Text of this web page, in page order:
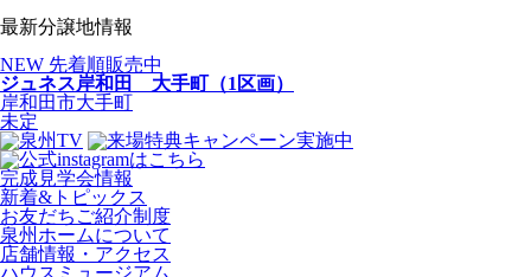
最新分譲地情報
NEW 先着順販売中
ジュネス岸和田 大手町（1区画）
岸和田市大手町
未定
完成見学会情報
新着&トピックス
お友だちご紹介制度
泉州ホームについて
店舗情報・アクセス
ハウスミュージアム